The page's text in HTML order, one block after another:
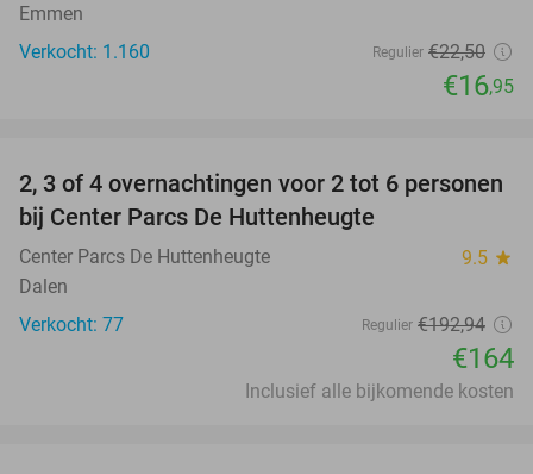
Emmen
Verkocht: 1.160
Regulier €22,50
€16,95
15%
2, 3 of 4 overnachtingen voor 2 tot 6 personen
bij Center Parcs De Huttenheugte
Center Parcs De Huttenheugte 9.5 star
Dalen
Verkocht: 77
Regulier €192,94
€164
Inclusief alle bijkomende kosten